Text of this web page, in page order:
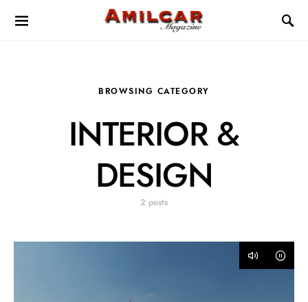
BROWSING CATEGORY
INTERIOR &
DESIGN
2 posts